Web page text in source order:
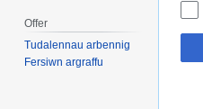
Offer
Tudalennau arbennig
Fersiwn argraffu